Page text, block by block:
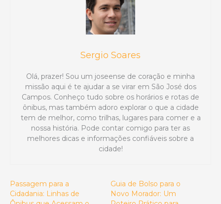
Sergio Soares
Olá, prazer! Sou um joseense de coração e minha
missão aqui é te ajudar a se virar em São José dos
Campos. Conheço tudo sobre os horários e rotas de
ônibus, mas também adoro explorar o que a cidade
tem de melhor, como trilhas, lugares para comer e a
nossa história. Pode contar comigo para ter as
melhores dicas e informações confiáveis sobre a
cidade!
Passagem para a
Cidadania: Linhas de
Guia de Bolso para o
Novo Morador: Um